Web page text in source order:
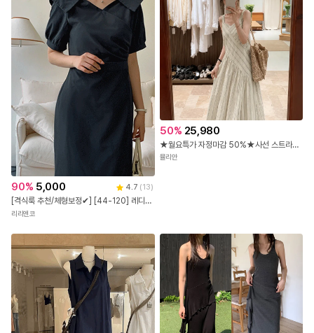
90% 5,000 4.7 (13)
[격식룩 추천/체형보정✔] [44-120] 레디브틴 브이넥 칼라 랩스타일 롱 원피스( 여름-신상-여름신상-자체제작-데일리-데일리룩-데이트-데이트룩-하객룩-빅사이즈-120사이즈-통통녀-여름하객룩 )
리리앤코
50% 25,980
★월요특가 자정마감 50%★사선 스트라이프 스퀘어 나시 원피스
뮬리안